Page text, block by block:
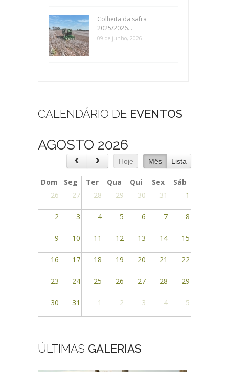
Colheita da safra
2025/2026...
09 de junho, 2026
CALENDÁRIO DE EVENTOS
AGOSTO 2026
Hoje Mês Lista
Dom Seg Ter Qua Qui Sex
Sáb
26
27 28 29 30 31 1
2 3 4 5 6 7 8
9 10 11 12 13 14 15
16 17 18 19 20 21 22
23 24 25 26 27 28 29
30 31 1 2 3 4 5
ÚLTIMAS GALERIAS